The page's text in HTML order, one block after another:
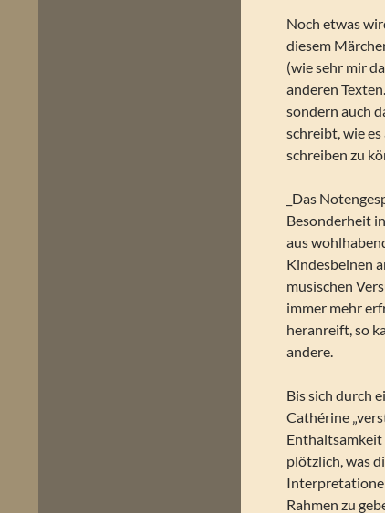
Noch etwas
diesem
(wie sehr mir
anderen
sondern auch
schreibt, wie
schreiben zu
_Das
Besonderheit
aus
Kindesbeinen
musischen
immer mehr
heranreift, so
andere.
Bis sich durch
Cathérine
Enthaltsamkeit
plötzlich, was
Rahmen zu